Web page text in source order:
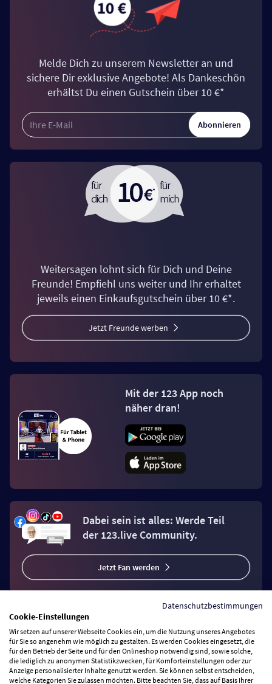
Melde Dich zu unserem Newsletter an und
sichere Dir exklusive Angebote! Als Dankeschön
erhältst Du einen Gutschein über 10 €*
Abonnieren
Weitersagen lohnt sich für Dich und Deine
Freunde! Empfiehl uns weiter und Ihr erhaltet
jeweils einen Einkaufsgutschein über 10 €*.
Jetzt Freunde werben
Mit der 123 App noch
näher dran!
Dabei sein ist alles: Werde Teil
der 123.live Community.
Jetzt Fan werden
Vertrag widerrufen
Zahlungsarten
Datenschutzbestimmungen
Cookie-Einstellungen
Wir setzen auf unserer Webseite Cookies ein, um die Nutzung unseres Angebotes
für Sie so angenehm wie möglich zu gestalten. Es werden Cookies eingesetzt, die
für den Betrieb der Seite und für den Onlineshop notwendig sind, sowie solche,
die lediglich zu anonymen Statistikzwecken, für Komforteinstellungen oder zur
Anzeige personalisierter Inhalte genutzt werden. Sie können selbst entscheiden,
welche Kategorien Sie zulassen möchten. Bitte beachten Sie, dass auf Basis Ihrer